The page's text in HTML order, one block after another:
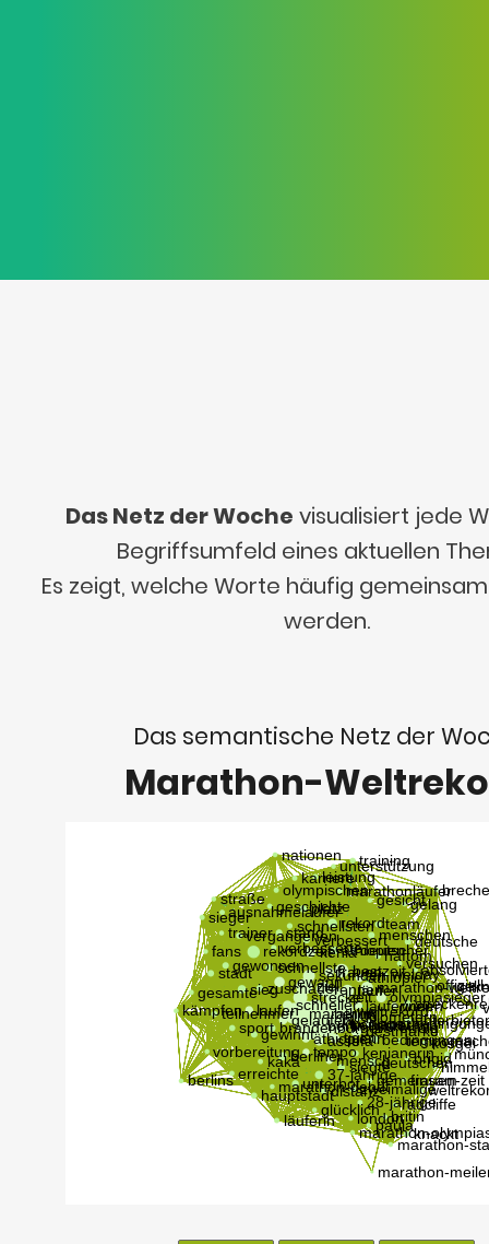
Das Netz der Woche visualisiert jede
Begriffsumfeld eines aktuellen
Es zeigt, welche Worte häufig
werden.
Das semantische Netz der
Marathon-